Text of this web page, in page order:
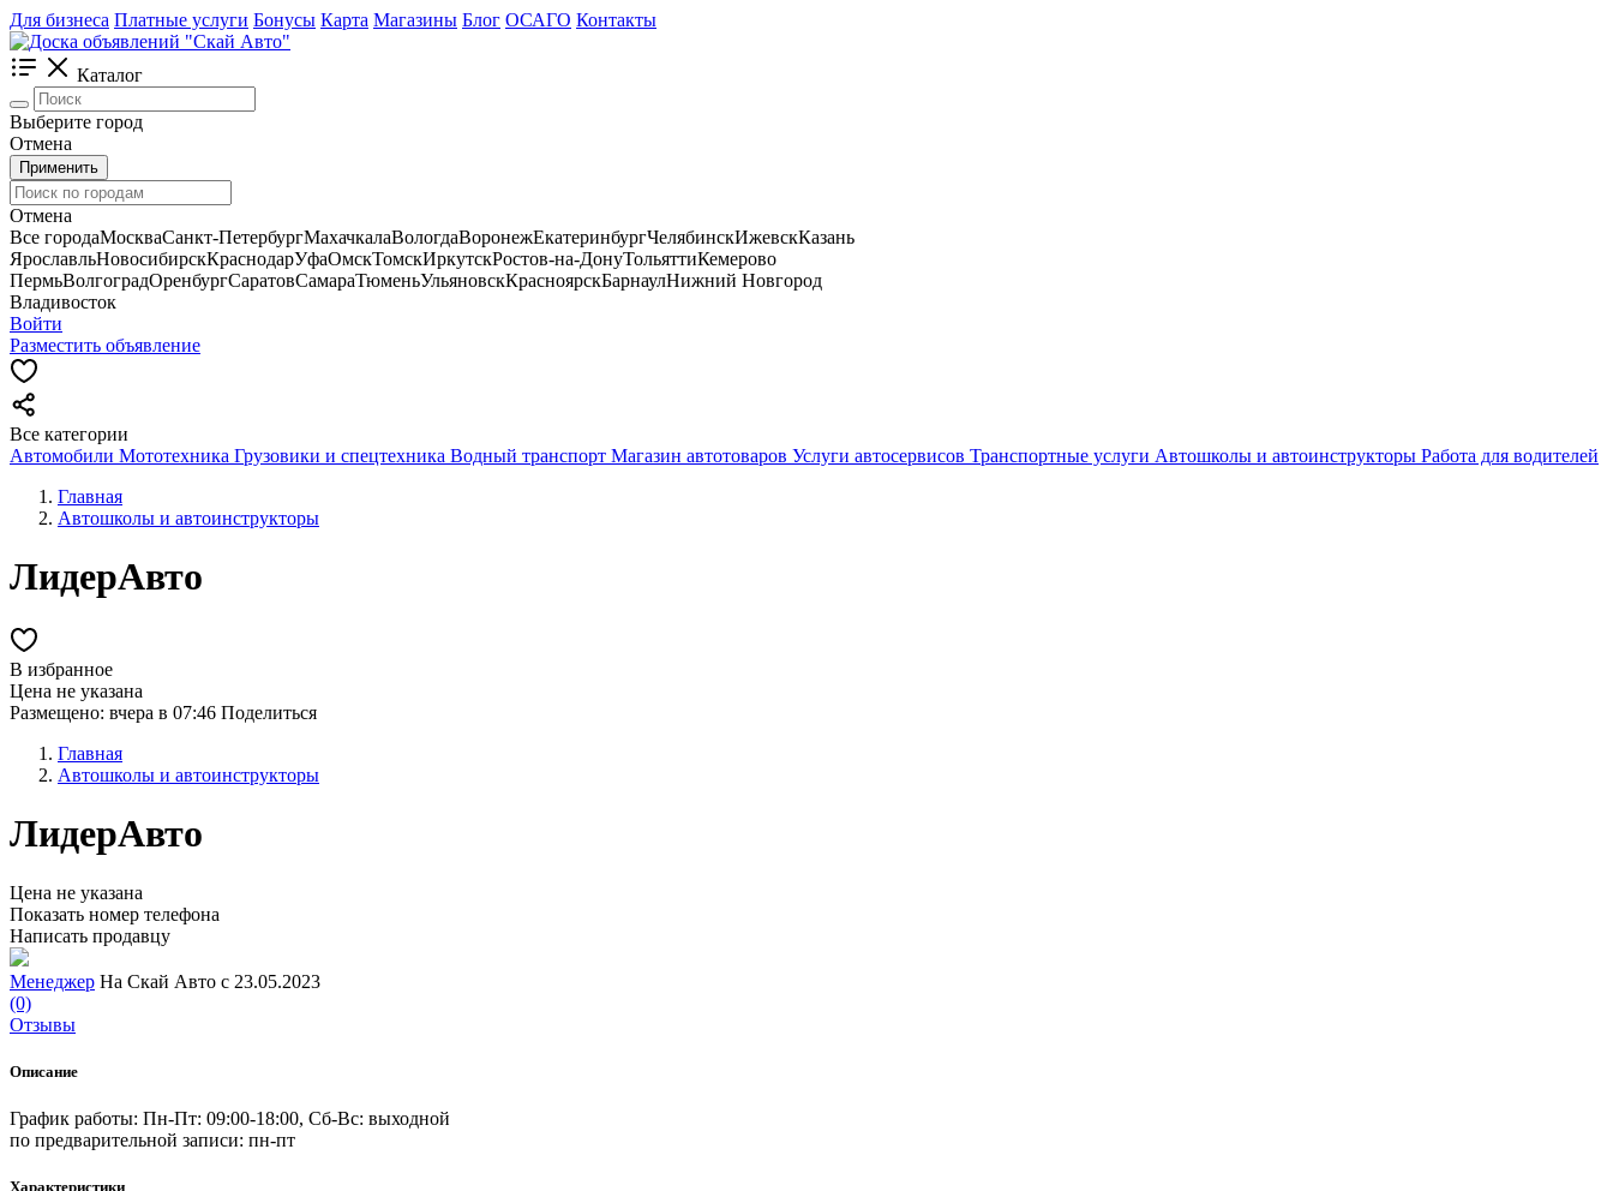
Для бизнеса Платные услуги Бонусы Карта Магазины Блог ОСАГО Контакты
Каталог
Выберите город
Отмена
Применить
Отмена
Все городаМоскваСанкт-ПетербургМахачкалаВологдаВоронежЕкатеринбургЧелябинскИжевскКазань
ЯрославльНовосибирскКраснодарУфаОмскТомскИркутскРостов-на-ДонуТольяттиКемерово
ПермьВолгоградОренбургСаратовСамараТюменьУльяновскКрасноярскБарнаулНижний Новгород
Владивосток
Войти
Разместить объявление
Все категории
Автомобили Мототехника Грузовики и спецтехника Водный транспорт Магазин автотоваров Услуги автосервисов Транспортные услуги Автошколы и автоинструкторы Работа для водителей
Главная
Автошколы и автоинструкторы
ЛидерАвто
В избранное
Цена не указана
Размещено: вчера в 07:46 Поделиться
Главная
Автошколы и автоинструкторы
ЛидерАвто
Цена не указана
Показать номер телефона
Написать продавцу
Менеджер На Скай Авто с 23.05.2023
(0)
Отзывы
Описание
График работы: Пн-Пт: 09:00-18:00, Сб-Вс: выходной
по предварительной записи: пн-пт
Характеристики